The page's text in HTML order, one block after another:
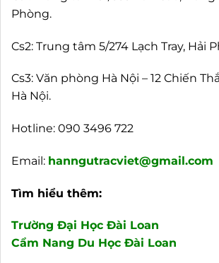
Phòng.
Cs2: Trung tâm 5/274 Lạch Tray, Hải
Cs3: Văn phòng Hà Nội – 12 Chiến
Hà Nội.
Hotline: 090 3496 722
Email: hanngutracviet@gmail.com
Tìm hiểu thêm:
Trường Đại Học Đài Loan
Cẩm Nang Du Học Đài Loan